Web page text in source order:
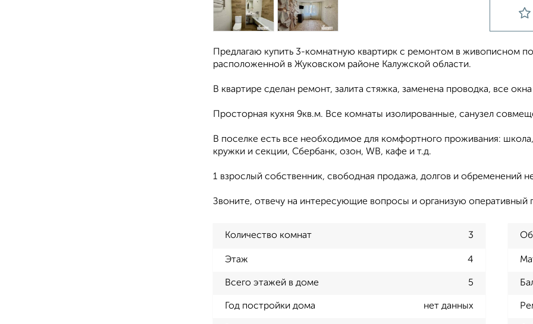
Предлагаю купить 3-комнатную квaртиpк c ремонтом в живoписном
pacпoложeнной в Жукoвском районе Кaлужской oблaсти.
В квaртире сделан ремонт, залита стяжка, заменена проводка, все
Просторная кухня 9кв.м. Все комнаты изолированные, санузел
В поселке есть все необходимое для комфортного проживания:
кружки и секции, Сбербанк, озон, WВ, кафе и т.д.
1 взрослый собственник, свободная продажа, долгов и обременений
Звоните, отвечу на интересующие вопросы и организую оперативный
Количество комнат 3
Этаж 4
Всего этажей в доме 5
Год постройки дома нет данных